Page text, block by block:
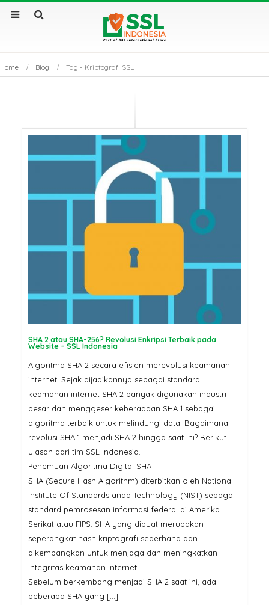
Home Blog Tag - Kriptografi SSL
SHA 2 atau SHA-256? Revolusi Enkripsi Terbaik pada
Website – SSL Indonesia
Algoritma SHA 2 secara efisien merevolusi keamanan
internet. Sejak dijadikannya sebagai standard
keamanan internet SHA 2 banyak digunakan industri
besar dan menggeser keberadaan SHA 1 sebagai
algoritma terbaik untuk melindungi data. Bagaimana
revolusi SHA 1 menjadi SHA 2 hingga saat ini? Berikut
ulasan dari tim SSL Indonesia.
Penemuan Algoritma Digital SHA
SHA (Secure Hash Algorithm) diterbitkan oleh National
Institute Of Standards anda Technology (NIST) sebagai
standard pemrosesan informasi federal di Amerika
Serikat atau FIPS. SHA yang dibuat merupakan
seperangkat hash kriptografi sederhana dan
dikembangkan untuk menjaga dan meningkatkan
integritas keamanan internet.
Sebelum berkembang menjadi SHA 2 saat ini, ada
beberapa SHA yang […]
Sertifikat SSL Masa
Berlaku Singkat: Dampak
Sertifikat SSL: Mengapa
Bisnis Anda Bisa Lumpuh
SSL Certificate: Mengapa
Penjelasannya
Utamanya?
Tembus
SSL
Jangan
Ini Bahaya Beli